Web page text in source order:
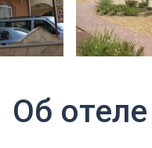
Об отеле